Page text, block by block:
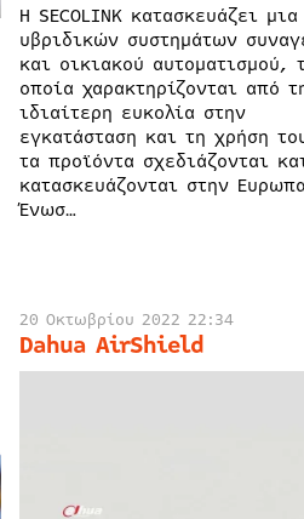
Η SECOLINK κατασκευάζει
υβριδικών συστημάτων
και οικιακού αυτοματισμού,
οποία χαρακτηρίζονται από
ιδιαίτερη ευκολία στην
εγκατάσταση και τη χρήση
τα προϊόντα σχεδιάζονται
κατασκευάζονται στην
Ένωσ…
20 Οκτωβρίου 2022 22:34
Dahua AirShield